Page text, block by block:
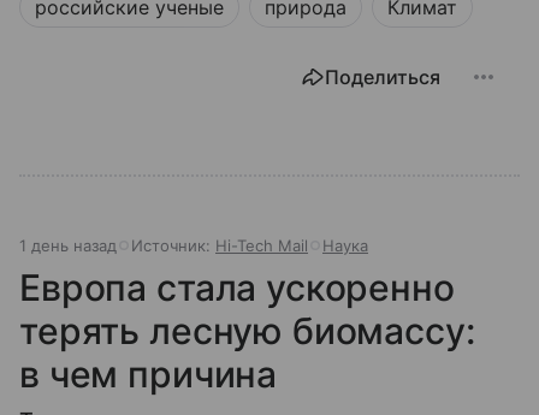
российские ученые природа Климат
Поделиться
1 день назад Источник: Hi-Tech Mail Наука
Европа стала ускоренно
терять лесную биомассу:
в чем причина